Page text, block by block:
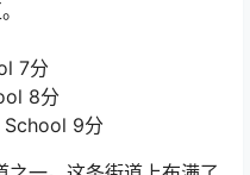
7分
8分
9分